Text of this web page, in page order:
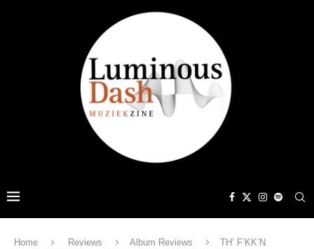
Home Reviews Album Reviews
TH’ F’KK’N